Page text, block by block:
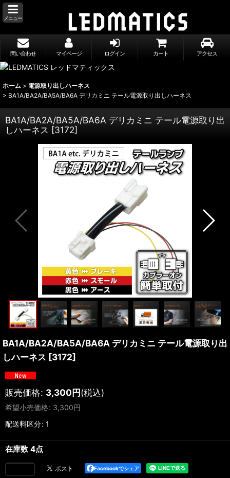
メニュー
問い合わせ マイページ ログイン カート アクセス
ホーム > 電源取り出しハーネス
> BA1A/BA2A/BA5A/BA6A デリカミニ テール電源取り出しハーネス
BA1A/BA2A/BA5A/BA6A デリカミニ テール電源取り出
しハーネス [3172]
BA1A/BA2A/BA5A/BA6A デリカミニ テール電源取り出
しハーネス [3172]
販売価格: 3,300円(税込)
希望小売価格: 3,300円
配送料区分: 1
在庫数 4点
Facebookでシェア